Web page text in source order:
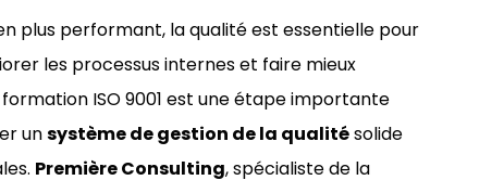
plus performant, la qualité est essentielle pour
les processus internes et faire mieux
ISO 9001 est une étape importante
unsystème de gestion de la qualitésolide
Première Consulting, spécialiste de la